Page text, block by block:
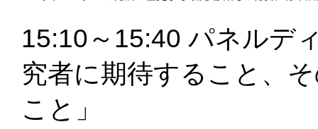
15:10～15:40 パネルデ
究者に期待すること、
こと」